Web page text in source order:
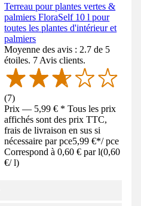
Terreau pour plantes vertes &
palmiers FloraSelf 10 l pour
toutes les plantes d'intérieur et
palmiers
Moyenne des avis : 2.7 de 5
étoiles. 7 Avis clients.
(7)
Prix — 5,99 € * Tous les prix
affichés sont des prix TTC,
frais de livraison en sus si
nécessaire par pce5,99 €*/ pce
Correspond à 0,60 € par l(0,60
€/ l)